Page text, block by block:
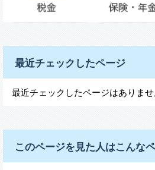
最近チェックしたページ
最近チェックしたページはありませ
このページを見た人はこんな